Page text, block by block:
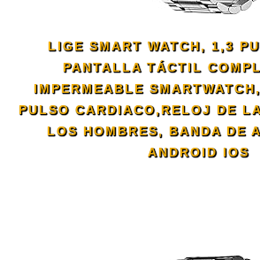
LIGE SMART WATCH, 1,3
PANTALLA TÁCTIL
IMPERMEABLE
PULSO CARDIACO,RELOJ DE
LOS HOMBRES, BANDA DE
ANDROID IOS